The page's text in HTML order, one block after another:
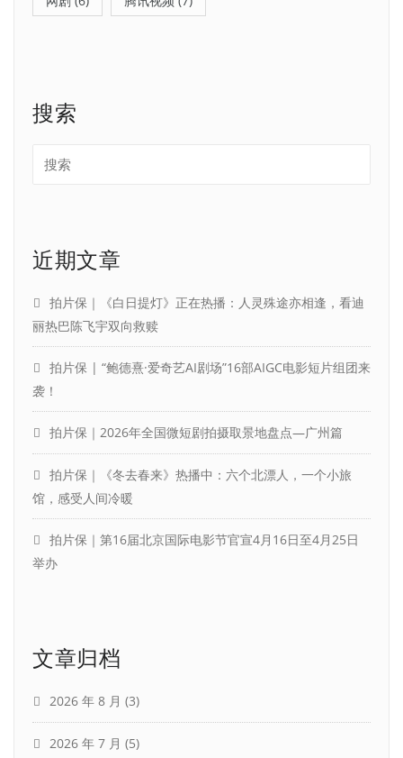
搜索
近期文章
拍片保｜《白日提灯》正在热播：人灵殊途亦相逢，看迪
丽热巴陈飞宇双向救赎
拍片保 | “鲍德熹·爱奇艺AI剧场”16部AIGC电影短片组团来
袭！
拍片保｜2026年全国微短剧拍摄取景地盘点—广州篇
拍片保｜《冬去春来》热播中：六个北漂人，一个小旅
馆，感受人间冷暖
拍片保｜第16届北京国际电影节官宣4月16日至4月25日
举办
文章归档
2026 年 8 月 (3)
2026 年 7 月 (5)